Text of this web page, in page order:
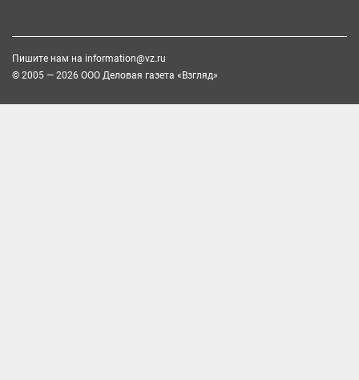
Пишите нам на information@vz.ru
© 2005 — 2026 ООО Деловая газета «Взгляд»